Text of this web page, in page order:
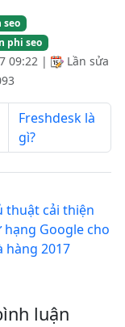
seo
phi seo
09:22 |
Lần sửa
Freshdesk là
gì?
thuật cải thiện
Google cho
hàng 2017
luận